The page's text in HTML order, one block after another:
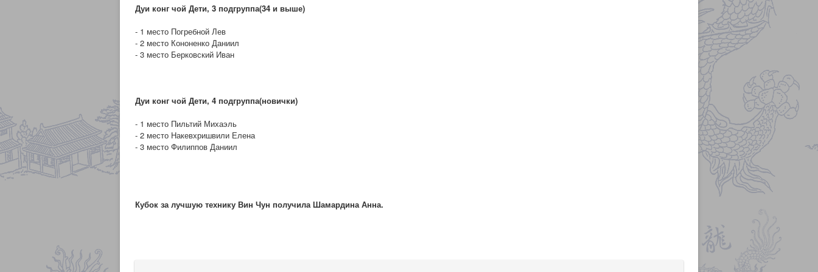
Дуи конг чой Дети, 3 подгруппа(34 и выше)
- 1 место Погребной Лев
- 2 место Кононенко Даниил
- 3 место Берковский Иван
Дуи конг чой Дети, 4 подгруппа(новички)
- 1 место Пильтий Михаэль
- 2 место Накевхришвили Елена
- 3 место Филиппов Даниил
Кубок за лучшую технику Вин Чун получила Шамардина Анна.